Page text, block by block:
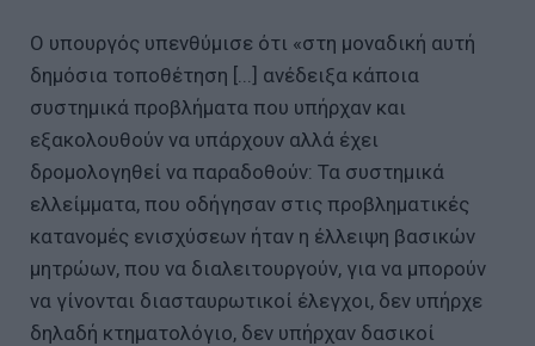
Ο υπουργός υπενθύμισε ότι «στη μοναδική αυτή
δημόσια τοποθέτηση [...] ανέδειξα κάποια
συστημικά προβλήματα που υπήρχαν και
εξακολουθούν να υπάρχουν αλλά έχει
δρομολογηθεί να παραδοθούν: Τα συστημικά
ελλείμματα, που οδήγησαν στις προβληματικές
κατανομές ενισχύσεων ήταν η έλλειψη βασικών
μητρώων, που να διαλειτουργούν, για να μπορούν
να γίνονται διασταυρωτικοί έλεγχοι, δεν υπήρχε
δηλαδή κτηματολόγιο, δεν υπήρχαν δασικοί